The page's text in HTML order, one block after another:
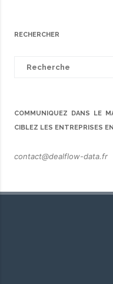
RECHERCHER
COMMUNIQUEZ DANS LE
CIBLEZ LES ENTREPRISES
contact@dealflow-data.fr